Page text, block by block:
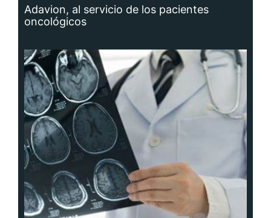
Adavion, al servicio de los pacientes
oncológicos